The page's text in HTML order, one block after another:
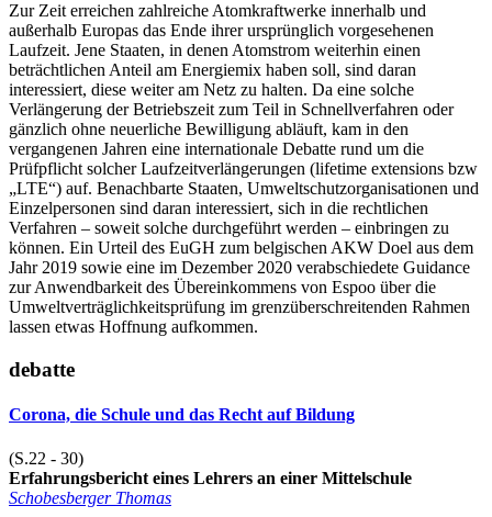
Zur Zeit erreichen zahlreiche Atomkraftwerke innerhalb und
außerhalb Europas das Ende ihrer ursprünglich vorgesehenen
Laufzeit. Jene Staaten, in denen Atomstrom weiterhin einen
beträchtlichen Anteil am Energiemix haben soll, sind daran
interessiert, diese weiter am Netz zu halten. Da eine solche
Verlängerung der Betriebszeit zum Teil in Schnellverfahren oder
gänzlich ohne neuerliche Bewilligung abläuft, kam in den
vergangenen Jahren eine internationale Debatte rund um die
Prüfpflicht solcher Laufzeitverlängerungen (lifetime extensions bzw
„LTE“) auf. Benachbarte Staaten, Umweltschutzorganisationen und
Einzelpersonen sind daran interessiert, sich in die rechtlichen
Verfahren – soweit solche durchgeführt werden – einbringen zu
können. Ein Urteil des EuGH zum belgischen AKW Doel aus dem
Jahr 2019 sowie eine im Dezember 2020 verabschiedete Guidance
zur Anwendbarkeit des Übereinkommens von Espoo über die
Umweltverträglichkeitsprüfung im grenzüberschreitenden Rahmen
lassen etwas Hoffnung aufkommen.
debatte
Corona, die Schule und das Recht auf Bildung
(S.22 - 30)
Erfahrungsbericht eines Lehrers an einer Mittelschule
Schobesberger Thomas